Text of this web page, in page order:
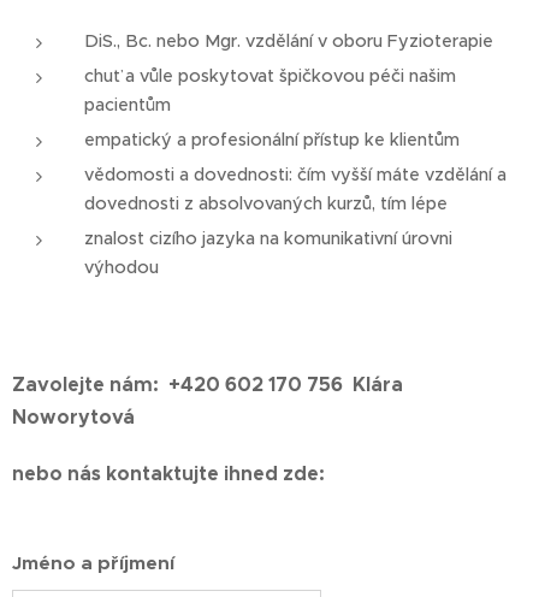
DiS., Bc. nebo Mgr. vzdělání v oboru Fyzioterapie
chuť a vůle poskytovat špičkovou péči našim
pacientům
empatický a profesionální přístup ke klientům
vědomosti a dovednosti: čím vyšší máte vzdělání a
dovednosti z absolvovaných kurzů, tím lépe
znalost cizího jazyka na komunikativní úrovni
výhodou
Zavolejte nám: +420 602 170 756 Klára
Noworytová
nebo nás kontaktujte ihned zde:
Jméno a příjmení